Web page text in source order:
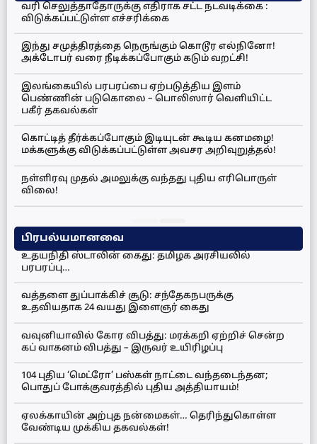
வரி செலுத்தாதோருக்கு எதிராக சட்ட நடவடிக்கை :
விடுக்கப்பட்டுள்ள எச்சரிக்கை
இந்து சமுத்திரத்தை நெருங்கும் கொடூர எல்நினோ!
அக்டோபர் வரை நீடிக்கப்போகும் கடும் வறட்சி!
இலங்கையில் பரபரப்பை ஏற்படுத்திய இளம்
பெண்ணின் படுகொலை – பொலிஸார் வெளியிட்ட
பகீர் தகவல்கள்
கொட்டித் தீர்க்கப்போகும் இடியுடன் கூடிய கனமழை!
மக்களுக்கு விடுக்கப்பட்டுள்ள அவசர அறிவுறுத்தல்!
நள்ளிரவு முதல் அமலுக்கு வந்தது புதிய எரிபொருள்
விலை!
பிரபல்யமானவை
உதயநிதி ஸ்டாலின் கைது: தமிழக அரசியலில்
பரபரப்பு…
வத்தளை துப்பாக்கிச் சூடு: சந்தேகநபருக்கு
உதவியதாக 24 வயது இளைஞர் கைது
வவுனியாவில் கோர விபத்து: மரக்கறி ஏற்றிச் சென்ற
கப் வாகனம் விபத்து – இருவர் உயிரிழப்பு
104 புதிய ‘மெட்ரோ’ பஸ்கள் நாட்டை வந்தடைந்தன;
பொதுப் போக்குவரத்தில் புதிய அத்தியாயம்!
ஏலக்காயின் அற்புத நன்மைகள்… தெரிந்துகொள்ள
வேண்டிய முக்கிய தகவல்கள்!